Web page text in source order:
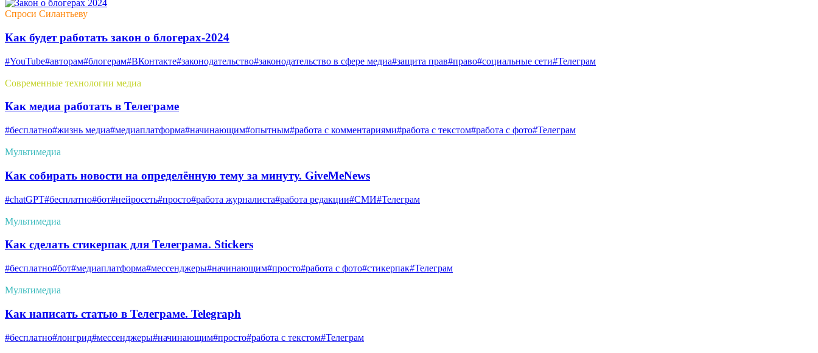
Спроси Силантьеву
Как будет работать закон о блогерах-2024
#YouTube#авторам#блогерам#ВКонтакте#законодательство#законодательство в сфере медиа#защита прав#право#социальные сети#Телеграм
Современные технологии медиа
Как медиа работать в Телеграме
#бесплатно#жизнь медиа#медиаплатформа#начинающим#опытным#работа с комментариями#работа с текстом#работа с фото#Телеграм
Мультимедиа
Как собирать новости на определённую тему за минуту. GiveMeNews
#chatGPT#бесплатно#бот#нейросеть#просто#работа журналиста#работа редакции#СМИ#Телеграм
Мультимедиа
Как сделать стикерпак для Телеграма. Stickers
#бесплатно#бот#медиаплатформа#мессенджеры#начинающим#просто#работа с фото#стикерпак#Телеграм
Мультимедиа
Как написать статью в Телеграме. Telegraph
#бесплатно#лонгрид#мессенджеры#начинающим#просто#работа с текстом#Телеграм